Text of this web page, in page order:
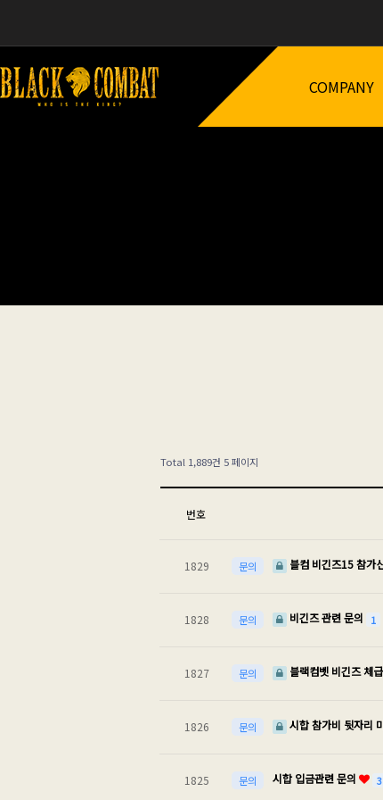
COMPANY
Total 1,889건 5 페이지
번호
1829 문의 블컴 비긴즈15 참가
1828 문의 비긴즈 관련 문의 1
1827 문의 블랙컴벳 비긴즈 체
1826 문의 시합 참가비 뒷자리
1825 문의 시합 입금관련 문의 3